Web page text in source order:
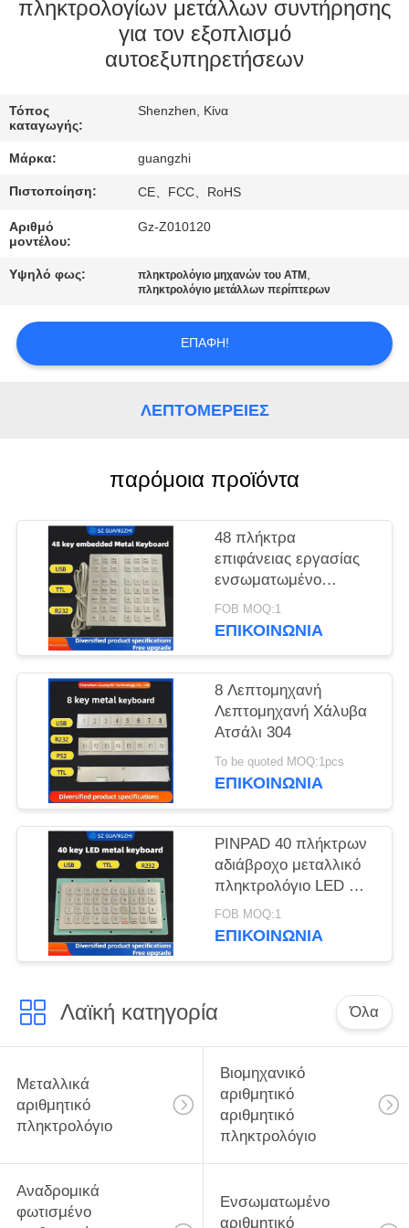
ΈΛΕΓΧΟΣ
ΣΕ
ΕΠΑΦΉ
ΜΕ
ΖΗΤΉΣΤΕ
ΈΝΑ
ΑΠΌΣΠΑΣΜΑ
SITEMAP
πληκτρολογίων μετάλλων συντήρησης
για τον εξοπλισμό
αυτοεξυπηρετήσεων
Τόπος
καταγωγής:
Shenzhen, Κίνα
Μάρκα: guangzhi
Πιστοποίηση: CE、FCC、RoHS
Αριθμό
μοντέλου:
Gz-Z010120
Υψηλό φως: πληκτρολόγιο μηχανών του ATM ,
πληκτρολόγιο μετάλλων περίπτερων
ΕΠΑΦΉ!
ΛΕΠΤΟΜΈΡΕΙΕΣ
παρόμοια προϊόντα
48 πλήκτρα
επιφάνειας εργασίας
ενσωματωμένο
μεταλλικό
πληκτρολόγιο από
USB
FOB MOQ:1
ΕΠΙΚΟΙΝΩΝΊΑ
8 Λεπτομηχανή
Λεπτομηχανή Χάλυβα
Ατσάλι 304
To be quoted MOQ:1pcs
ΕΠΙΚΟΙΝΩΝΊΑ
PINPAD 40 πλήκτρων
αδιάβροχο μεταλλικό
πληκτρολόγιο LED GZ-
C001055 διεπαφή
R232, πληκτρολόγιο
FOB MOQ:1
ΕΠΙΚΟΙΝΩΝΊΑ
Λαϊκή κατηγορία Όλα
Μεταλλικά
αριθμητικό
πληκτρολόγιο
Βιομηχανικό
αριθμητικό
αριθμητικό
πληκτρολόγιο
Αναδρομικά
φωτισμένο
Ενσωματωμένο
αριθμητικό